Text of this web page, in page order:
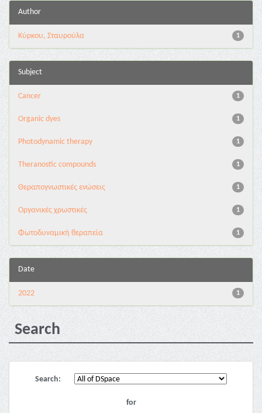
Author
1
Κύρκου, Σταυρούλα
Subject
1
Cancer
1
Organic dyes
1
Photodynamic therapy
1
Theranostic compounds
1
Θεραπογνωστικές ενώσεις
1
Οργανικές χρωστικές
1
Φωτοδυναμική θεραπεία
Date
1
2022
Search
Search:
for